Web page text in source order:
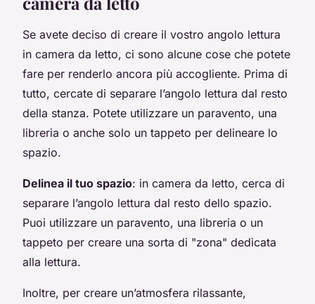
Se avete deciso di creare il vostro angolo lettura
in camera da letto, ci sono alcune cose che potete
fare per renderlo ancora più accogliente. Prima di
tutto, cercate di separare l’angolo lettura dal resto
della stanza. Potete utilizzare un paravento, una
libreria o anche solo un tappeto per delineare lo
spazio.
Delinea il tuo spazio: in camera da letto, cerca di
separare l’angolo lettura dal resto dello spazio.
Puoi utilizzare un paravento, una libreria o un
tappeto per creare una sorta di "zona" dedicata
alla lettura.
Inoltre, per creare un’atmosfera rilassante,